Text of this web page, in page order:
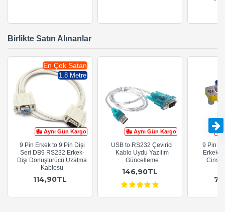
Birlikte Satın Alınanlar
Aynı Gün Kargo
En Çok Satan
1.8 Metre
9 Pin Erkek to 9 Pin Dişi
Seri DB9 RS232 Erkek-
Dişi Dönüştürücü Uzatma
Kablosu
114,90TL
Aynı Gün Kargo
USB to RS232 Çevirici
Kablo Uydu Yazılım
Güncelleme
146,90TL
9 Pin
Erkek-